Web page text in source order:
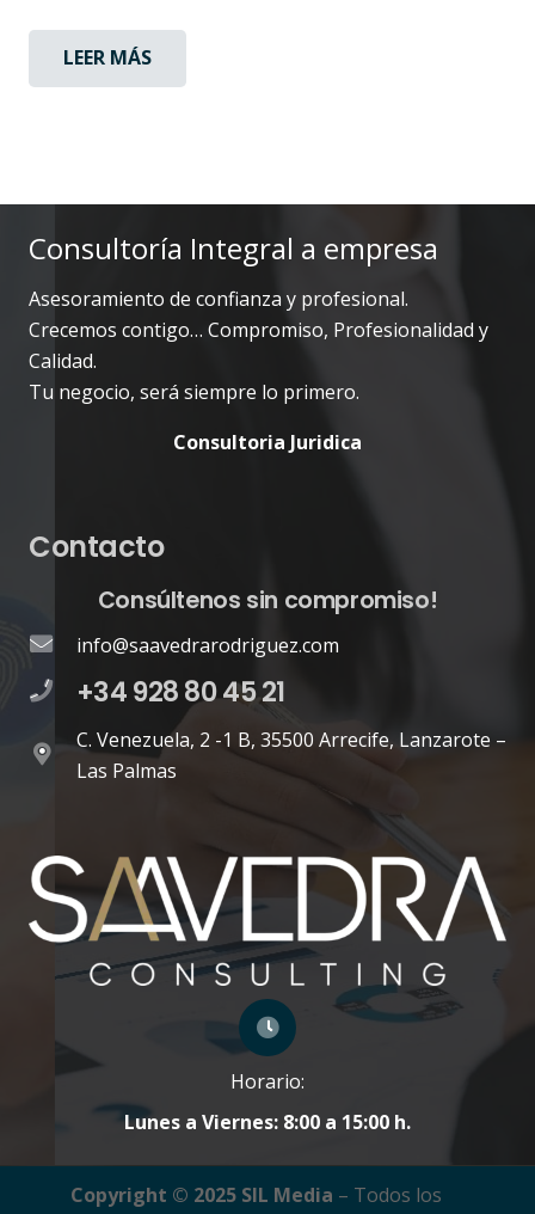
LEER MÁS
Consultoría Integral a empresa
Asesoramiento de confianza y profesional.
Crecemos contigo… Compromiso, Profesionalidad y
Calidad.
Tu negocio, será siempre lo primero.
Consultoria Juridica
Contacto
Consúltenos sin compromiso!
info@saavedrarodriguez.com
+34 928 80 45 21
C. Venezuela, 2 -1 B, 35500 Arrecife, Lanzarote –
Las Palmas
Horario:
Lunes a Viernes: 8:00 a 15:00 h.
Copyright © 2025 SIL Media – Todos los